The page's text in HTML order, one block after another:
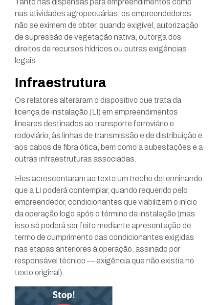
Tanto nas dispensas para empreendimentos como
nas atividades agropecuárias, os empreendedores
não se eximem de obter, quando exigível, autorização
de supressão de vegetação nativa, outorga dos
direitos de recursos hídricos ou outras exigências
legais.
Infraestrutura
Os relatores alteraram o dispositivo que trata da
licença de instalação (LI) em empreendimentos
lineares destinados ao transporte ferroviário e
rodoviário, às linhas de transmissão e de distribuição e
aos cabos de fibra ótica, bem como a subestações e a
outras infraestruturas associadas.
Eles acrescentaram ao texto um trecho determinando
que a LI poderá contemplar, quando requerido pelo
empreendedor, condicionantes que viabilizem o início
da operação logo após o término da instalação (mas
isso só poderá ser feito mediante apresentação de
termo de cumprimento das condicionantes exigidas
nas etapas anteriores à operação, assinado por
responsável técnico — exigência que não existia no
texto original).